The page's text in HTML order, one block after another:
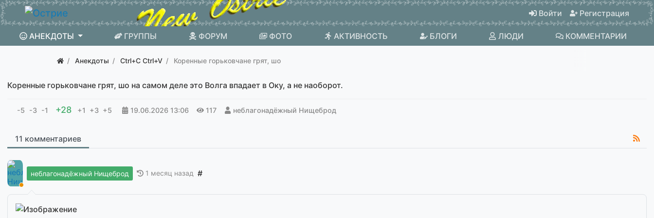
Войти Регистрация
АНЕКДОТЫ ГРУППЫ ФОРУМ ФОТО АКТИВНОСТЬ БЛОГИ ЛЮДИ КОММЕНТАРИИ
Анекдоты Ctrl+C Ctrl+V Коренные горьковчане грят, шо
Коренные горьковчане грят, шо на самом деле это Волга впадает в Оку, а не наоборот.
-5 -3 -1 +28 +1 +3 +5 19.06.2026 13:06 117 неблагонадёжный Нищеброд
11 комментариев
неблагонадёжный Нищеброд 1 месяц назад #